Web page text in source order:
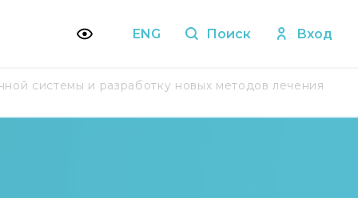
ENG Поиск Вход
системы и разработку новых методов лечения